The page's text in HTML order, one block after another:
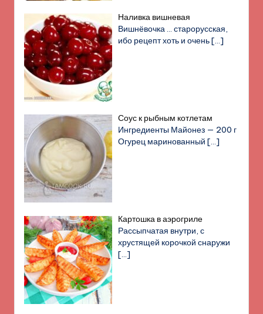
Наливка вишневая
Вишнёвочка … старорусская,
ибо рецепт хоть и очень[…]
Соус к рыбным котлетам
Ингредиенты Майонез — 200 г
Огурец маринованный[…]
Картошка в аэрогриле
Рассыпчатая внутри, с
хрустящей корочкой снаружи
[…]